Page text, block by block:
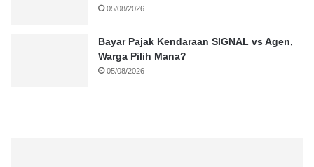
05/08/2026
Bayar Pajak Kendaraan SIGNAL vs Agen,
Warga Pilih Mana?
05/08/2026